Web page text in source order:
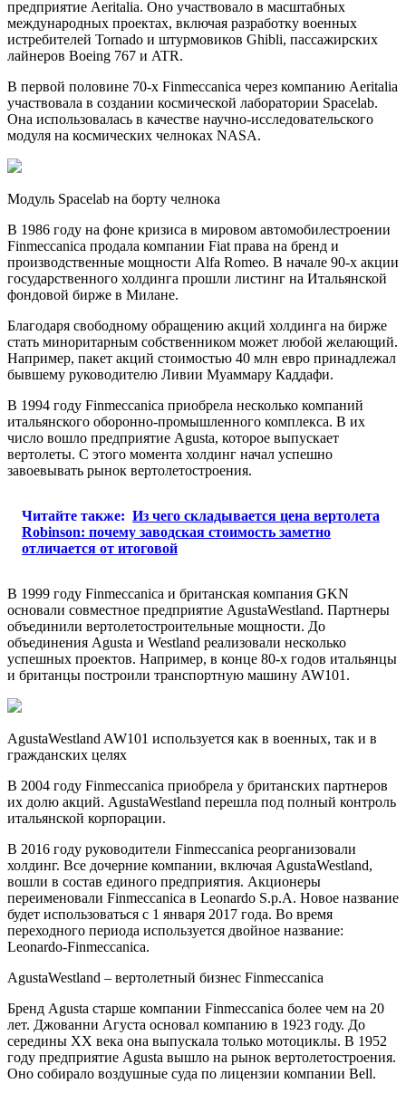
предприятие Aeritalia. Оно участвовало в масштабных
международных проектах, включая разработку военных
истребителей Tornado и штурмовиков Ghibli, пассажирских
лайнеров Boeing 767 и ATR.
В первой половине 70-х Finmeccanica через компанию Aeritalia
участвовала в создании космической лаборатории Spacelab.
Она использовалась в качестве научно-исследовательского
модуля на космических челноках NASA.
Модуль Spacelab на борту челнока
В 1986 году на фоне кризиса в мировом автомобилестроении
Finmeccanica продала компании Fiat права на бренд и
производственные мощности Alfa Romeo. В начале 90-х акции
государственного холдинга прошли листинг на Итальянской
фондовой бирже в Милане.
Благодаря свободному обращению акций холдинга на бирже
стать миноритарным собственником может любой желающий.
Например, пакет акций стоимостью 40 млн евро принадлежал
бывшему руководителю Ливии Муаммару Каддафи.
В 1994 году Finmeccanica приобрела несколько компаний
итальянского оборонно-промышленного комплекса. В их
число вошло предприятие Agusta, которое выпускает
вертолеты. С этого момента холдинг начал успешно
завоевывать рынок вертолетостроения.
Читайте также: Из чего складывается цена вертолета
Robinson: почему заводская стоимость заметно
отличается от итоговой
В 1999 году Finmeccanica и британская компания GKN
основали совместное предприятие AgustaWestland. Партнеры
объединили вертолетостроительные мощности. До
объединения Agusta и Westland реализовали несколько
успешных проектов. Например, в конце 80-х годов итальянцы
и британцы построили транспортную машину AW101.
AgustaWestland AW101 используется как в военных, так и в
гражданских целях
В 2004 году Finmeccanica приобрела у британских партнеров
их долю акций. AgustaWestland перешла под полный контроль
итальянской корпорации.
В 2016 году руководители Finmeccanica реорганизовали
холдинг. Все дочерние компании, включая AgustaWestland,
вошли в состав единого предприятия. Акционеры
переименовали Finmeccanica в Leonardo S.p.A. Новое название
будет использоваться с 1 января 2017 года. Во время
переходного периода используется двойное название:
Leonardo-Finmeccanica.
AgustaWestland – вертолетный бизнес Finmeccanica
Бренд Agusta старше компании Finmeccanica более чем на 20
лет. Джованни Агуста основал компанию в 1923 году. До
середины XX века она выпускала только мотоциклы. В 1952
году предприятие Agusta вышло на рынок вертолетостроения.
Оно собирало воздушные суда по лицензии компании Bell.